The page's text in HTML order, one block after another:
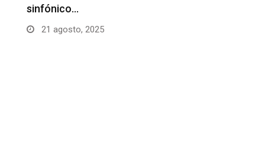
La…
21 agosto, 2025